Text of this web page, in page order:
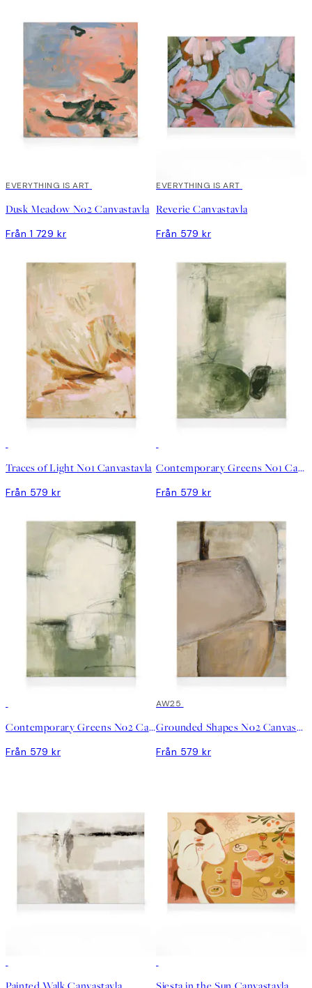
EVERYTHING IS ART
Dusk Meadow No2 Canvastavla
Från 1 729 kr
EVERYTHING IS ART
Reverie Canvastavla
Från 579 kr
Traces of Light No1 Canvastavla
Från 579 kr
Contemporary Greens No1 Canvastavla
Från 579 kr
Contemporary Greens No2 Canvastavla
Från 579 kr
AW25
Grounded Shapes No2 Canvastavla
Från 579 kr